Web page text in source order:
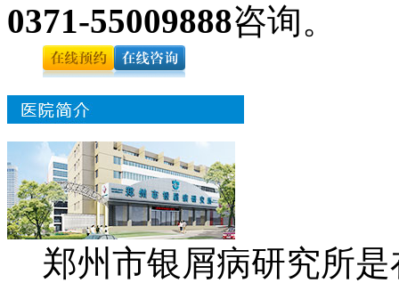
0371-55009888咨询。
郑州市银屑病研究所